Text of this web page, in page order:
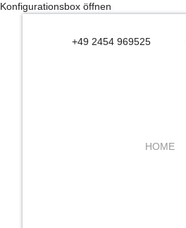
Konfigurationsbox öffnen
+49 2454 969525
HOME